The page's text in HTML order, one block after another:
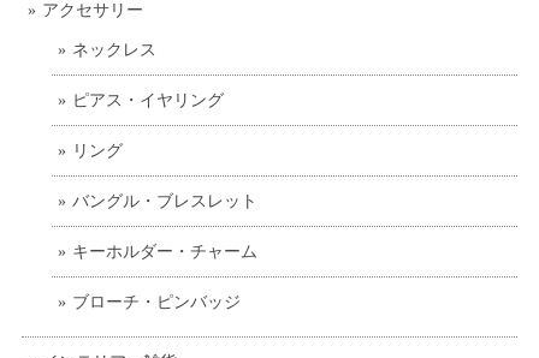
アクセサリー
ネックレス
ピアス・イヤリング
リング
バングル・ブレスレット
キーホルダー・チャーム
ブローチ・ピンバッジ